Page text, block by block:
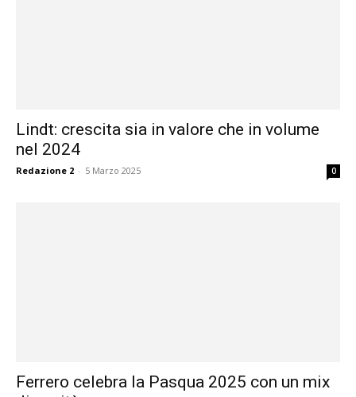
Lindt: crescita sia in valore che in volume
nel 2024
Redazione 2 - 5 Marzo 2025 0
Ferrero celebra la Pasqua 2025 con un mix